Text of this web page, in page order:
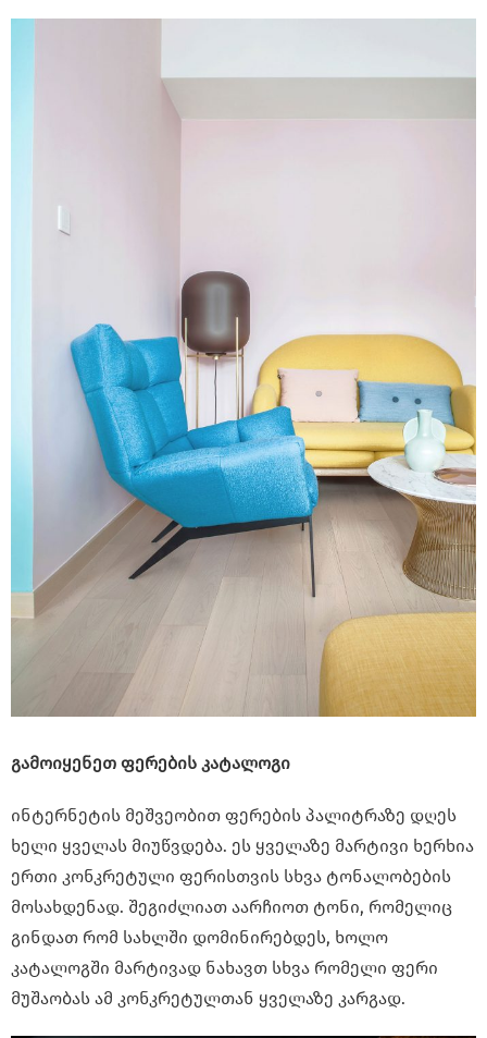
გამოიყენეთ ფერების კატალოგი
ინტერნეტის მეშვეობით ფერების პალიტრაზე დღეს
ხელი ყველას მიუწვდება. ეს ყველაზე მარტივი ხერხია
ერთი კონკრეტული ფერისთვის სხვა ტონალობების
მოსახდენად. შეგიძლიათ აარჩიოთ ტონი, რომელიც
გინდათ რომ სახლში დომინირებდეს, ხოლო
კატალოგში მარტივად ნახავთ სხვა რომელი ფერი
მუშაობას ამ კონკრეტულთან ყველაზე კარგად.